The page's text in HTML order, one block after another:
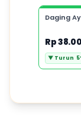
Daging
Rp
▼ Turun